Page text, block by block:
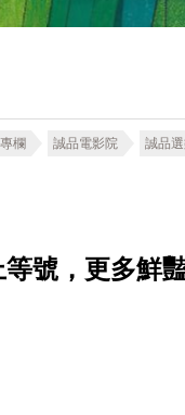
欄 誠品電影院 誠品
號，更多鮮